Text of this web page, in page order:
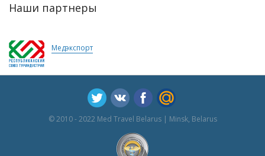
Наши партнеры
Медэкспорт
© 2010 - 2022 Med Travel Belarus | Minsk, Belarus